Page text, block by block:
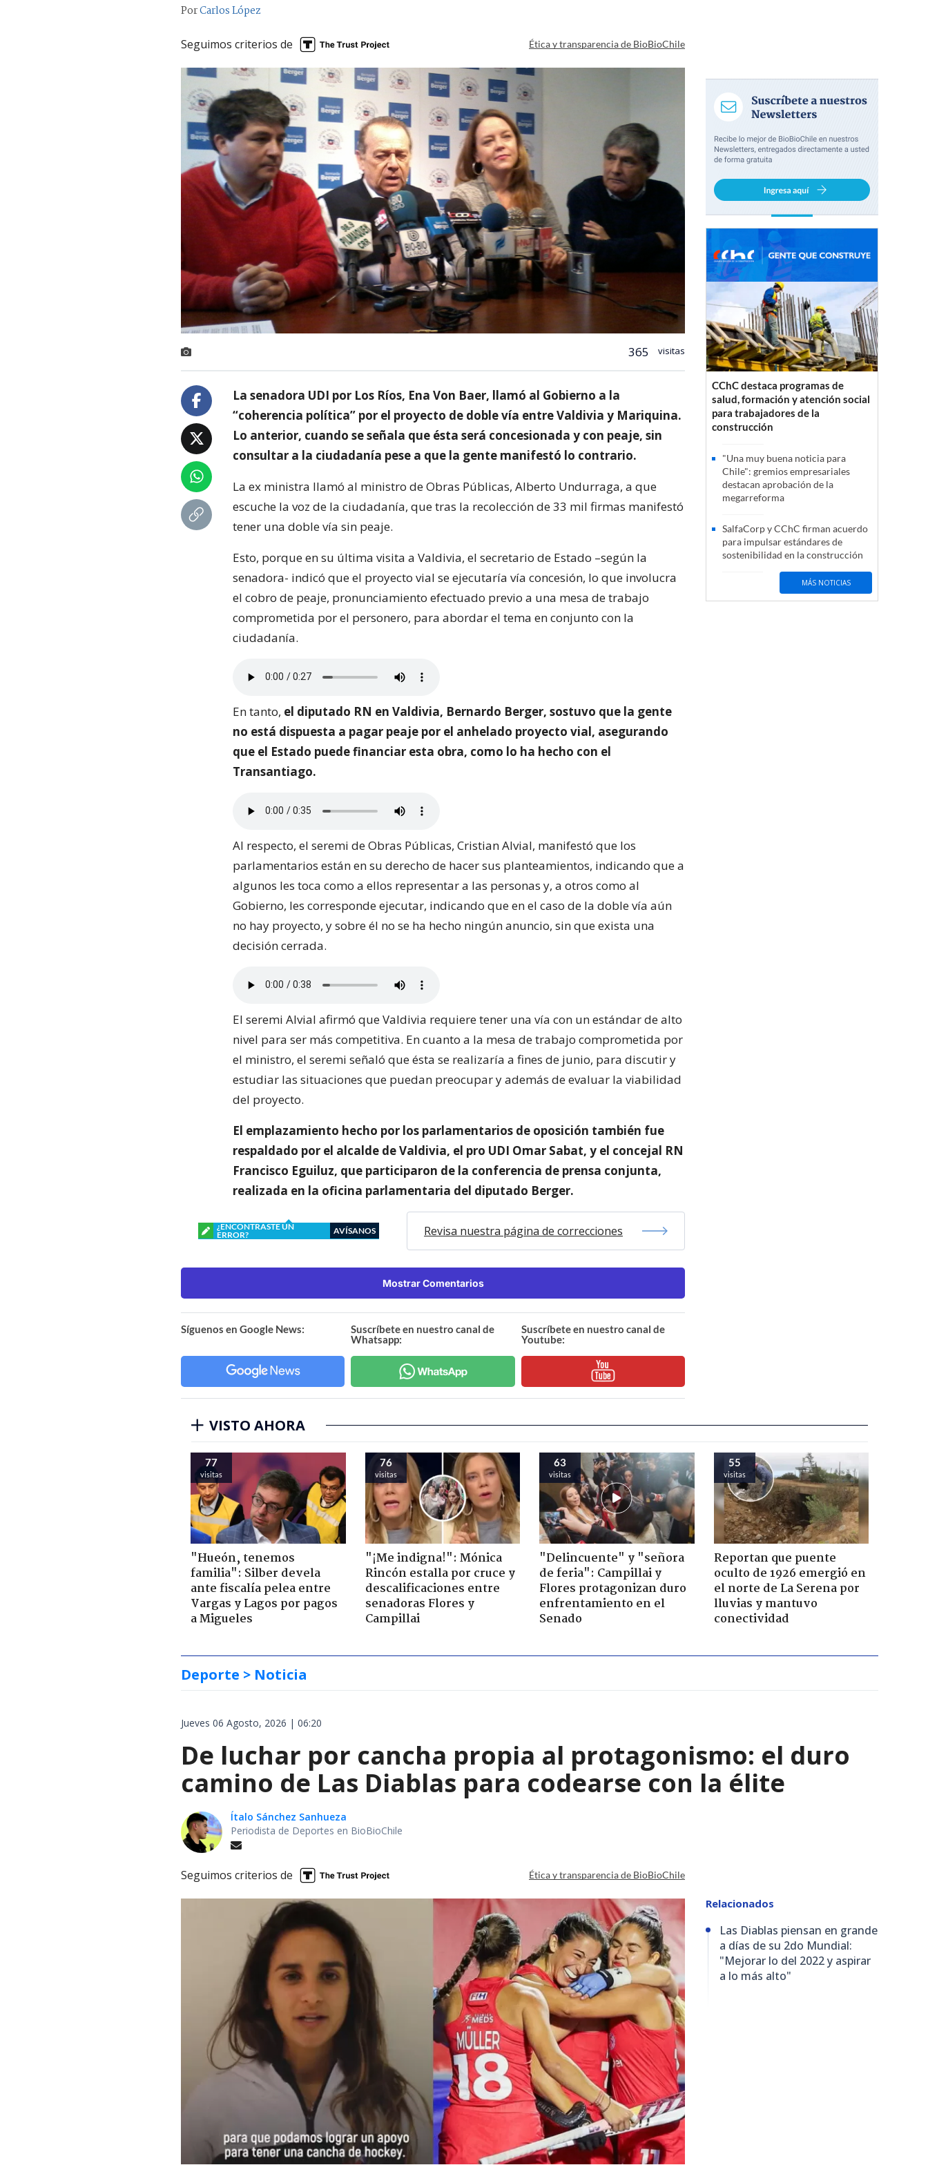
PorCarlos López
Seguimos criterios de Ética y transparencia de BioBioChile
365 visitas
La senadora UDI por Los Ríos, Ena Von Baer, llamó al Gobierno a la
“coherencia política” por el proyecto de doble vía entre Valdivia y Mariquina.
Lo anterior, cuando se señala que ésta será concesionada y con peaje, sin
consultar a la ciudadanía pese a que la gente manifestó lo contrario.
La ex ministra llamó al ministro de Obras Públicas, Alberto Undurraga, a que
escuche la voz de la ciudadanía, que tras la recolección de 33 mil firmas manifestó
tener una doble vía sin peaje.
Esto, porque en su última visita a Valdivia, el secretario de Estado –según la
senadora- indicó que el proyecto vial se ejecutaría vía concesión, lo que involucra
el cobro de peaje, pronunciamiento efectuado previo a una mesa de trabajo
comprometida por el personero, para abordar el tema en conjunto con la
ciudadanía.
En tanto, el diputado RN en Valdivia, Bernardo Berger, sostuvo que la gente
no está dispuesta a pagar peaje por el anhelado proyecto vial, asegurando
que el Estado puede financiar esta obra, como lo ha hecho con el
Transantiago.
Al respecto, el seremi de Obras Públicas, Cristian Alvial, manifestó que los
parlamentarios están en su derecho de hacer sus planteamientos, indicando que a
algunos les toca como a ellos representar a las personas y, a otros como al
Gobierno, les corresponde ejecutar, indicando que en el caso de la doble vía aún
no hay proyecto, y sobre él no se ha hecho ningún anuncio, sin que exista una
decisión cerrada.
El seremi Alvial afirmó que Valdivia requiere tener una vía con un estándar de alto
nivel para ser más competitiva. En cuanto a la mesa de trabajo comprometida por
el ministro, el seremi señaló que ésta se realizaría a fines de junio, para discutir y
estudiar las situaciones que puedan preocupar y además de evaluar la viabilidad
del proyecto.
El emplazamiento hecho por los parlamentarios de oposición también fue
respaldado por el alcalde de Valdivia, el pro UDI Omar Sabat, y el concejal RN
Francisco Eguiluz, que participaron de la conferencia de prensa conjunta,
realizada en la oficina parlamentaria del diputado Berger.
¿ENCONTRASTE UN
ERROR?
AVÍSANOS Revisa nuestra página de correcciones
Mostrar Comentarios
Síguenos en Google News:
Suscríbete en nuestro canal de
Whatsapp:
Suscríbete en nuestro canal de
Youtube:
CChC destaca programas de
salud, formación y atención social
para trabajadores de la
construcción
"Una muy buena noticia para
Chile": gremios empresariales
destacan aprobación de la
megarreforma
SalfaCorp y CChC firman acuerdo
para impulsar estándares de
sostenibilidad en la construcción
MÁS NOTICIAS
VISTO AHORA
77
visitas
"Hueón, tenemos
familia": Silber devela
ante fiscalía pelea entre
Vargas y Lagos por pagos
a Migueles
76
visitas
"¡Me indigna!": Mónica
Rincón estalla por cruce y
descalificaciones entre
senadoras Flores y
Campillai
63
visitas
"Delincuente" y "señora
de feria": Campillai y
Flores protagonizan duro
enfrentamiento en el
Senado
55
visitas
Reportan que puente
oculto de 1926 emergió en
el norte de La Serena por
lluvias y mantuvo
conectividad
Deporte > Noticia
Jueves 06 Agosto, 2026 | 06:20
De luchar por cancha propia al protagonismo: el duro
camino de Las Diablas para codearse con la élite
Ítalo Sánchez Sanhueza
Periodista de Deportes en BioBioChile
Seguimos criterios de Ética y transparencia de BioBioChile
Relacionados
Las Diablas piensan en grande
a días de su 2do Mundial:
"Mejorar lo del 2022 y aspirar
a lo más alto"